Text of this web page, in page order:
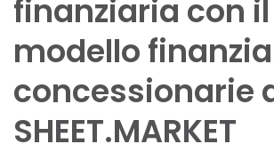
finanziaria con il
modello
concessionarie
SHEET.MARKET